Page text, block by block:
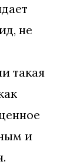
не
такая
и